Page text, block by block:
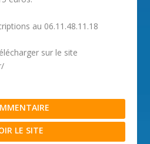
au 06.11.48.11.18
sur le site
LE SITE